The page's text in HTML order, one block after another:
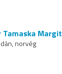
Tamaska Margit
norvég